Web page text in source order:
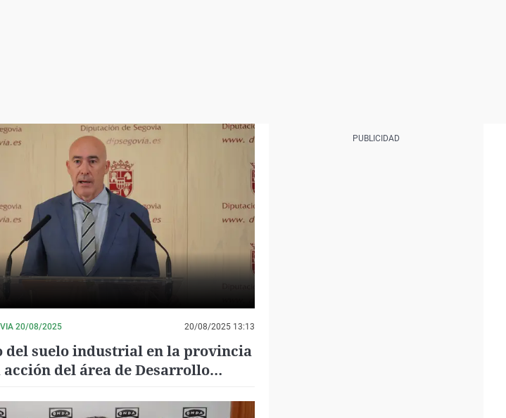
20/08/2025 20/08/2025 13:13
del suelo industrial en la provincia
del área de Desarrollo